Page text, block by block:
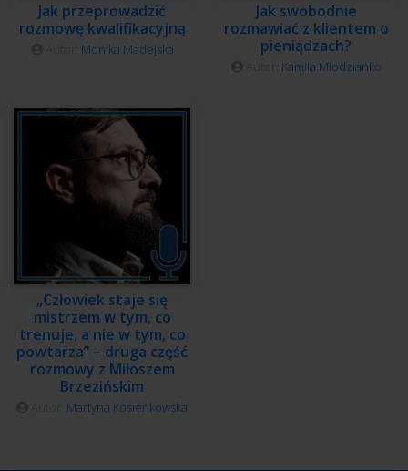
Jak przeprowadzić
rozmowę kwalifikacyjną
Monika Madejska
Jak swobodnie
rozmawiać z klientem o
pieniądzach?
Kamila Młodzianko
„Człowiek staje się
mistrzem w tym, co
trenuje, a nie w tym, co
powtarza” – druga część
rozmowy z Miłoszem
Brzezińskim
Martyna Kosienkowska